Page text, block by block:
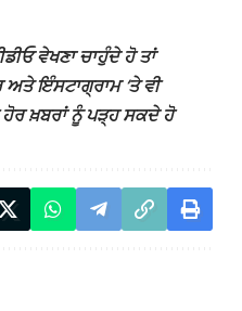
ਵੇਖਣਾ ਚਾਹੁੰਦੇ ਹੋ ਤਾਂ
ਇੰਸਟਾਗ੍ਰਾਮ ‘ਤੇ ਵੀ
ਖ਼ਬਰਾਂ ਨੂੰ ਪੜ੍ਹ ਸਕਦੇ ਹੋ